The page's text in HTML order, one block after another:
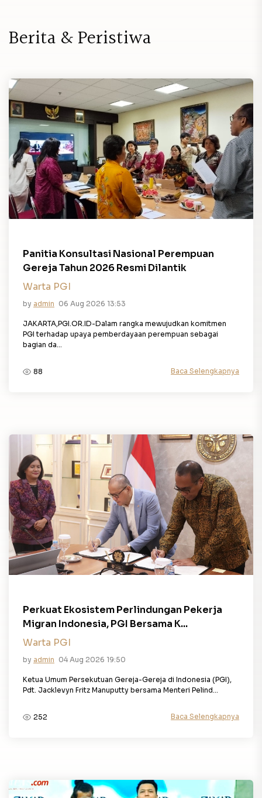
Berita&Peristiwa
Panitia Konsultasi Nasional Perempuan
Gereja Tahun 2026 Resmi Dilantik
Warta PGI
by admin 06 Aug 2026 13:53
JAKARTA,PGI.OR.ID-Dalam rangka mewujudkan komitmen
PGI terhadap upaya pemberdayaan perempuan sebagai
bagian da...
88 Baca Selengkapnya
Perkuat Ekosistem Perlindungan Pekerja
Migran Indonesia, PGI Bersama K...
Warta PGI
by admin 04 Aug 2026 19:50
Ketua Umum Persekutuan Gereja-Gereja di Indonesia (PGI),
Pdt. Jacklevyn Fritz Manuputty bersama Menteri Pelind...
252 Baca Selengkapnya